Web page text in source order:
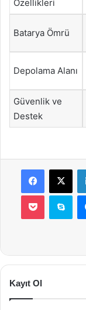
Özellikleri
Batarya Ömrü
Depolama Alanı
Güvenlik ve
Destek
Facebook
X
Pocket
Kayıt Ol